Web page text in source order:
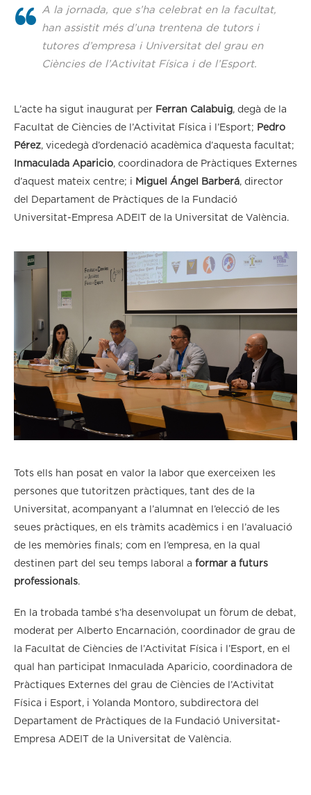
A la jornada, que s’ha celebrat en la facultat,
han assistit més d’una trentena de tutors i
tutores d’empresa i Universitat del grau en
Ciències de l’Activitat Física i de l’Esport.
L’acte ha sigut inaugurat per Ferran Calabuig, degà de la
Facultat de Ciències de l’Activitat Física i l’Esport; Pedro
Pérez, vicedegà d’ordenació acadèmica d’aquesta facultat;
Inmaculada Aparicio, coordinadora de Pràctiques Externes
d’aquest mateix centre; i Miguel Ángel Barberá, director
del Departament de Pràctiques de la Fundació
Universitat-Empresa ADEIT de la Universitat de València.
Tots ells han posat en valor la labor que exerceixen les
persones que tutoritzen pràctiques, tant des de la
Universitat, acompanyant a l’alumnat en l’elecció de les
seues pràctiques, en els tràmits acadèmics i en l’avaluació
de les memòries finals; com en l’empresa, en la qual
destinen part del seu temps laboral a formar a futurs
professionals.
En la trobada també s’ha desenvolupat un fòrum de debat,
moderat per Alberto Encarnación, coordinador de grau de
la Facultat de Ciències de l’Activitat Física i l’Esport, en el
qual han participat Inmaculada Aparicio, coordinadora de
Pràctiques Externes del grau de Ciències de l’Activitat
Física i Esport, i Yolanda Montoro, subdirectora del
Departament de Pràctiques de la Fundació Universitat-
Empresa ADEIT de la Universitat de València.